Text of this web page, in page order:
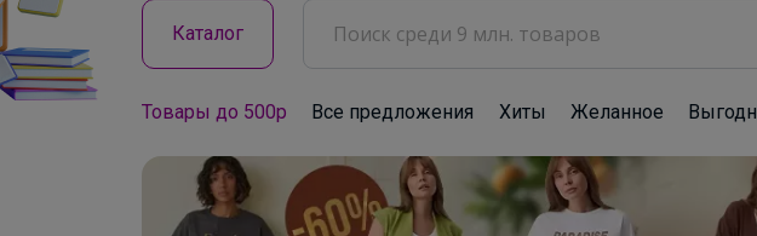
Каталог
Товары до 500р Все предложения Хиты Желанное